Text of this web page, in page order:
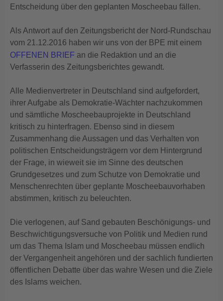
Entscheidung über den geplanten Moscheebau fällen.
Als Antwort auf den Zeitungsbericht der Nord-Rundschau
vom 21.12.2016 haben wir uns von der BPE mit einem
OFFENEN BRIEF an die Redaktion und an die
Verfasserin des Zeitungsberichtes gewandt.
Alle Medienvertreter in Deutschland sind aufgefordert,
ihrer Aufgabe als Demokratie-Wächter nachzukommen
und sämtliche Moscheebauprojekte in Deutschland
kritisch zu hinterfragen. Ebenso sind in diesem
Zusammenhang die Aussagen und das Verhalten von
politischen Entscheidungsträgern vor dem Hintergrund
der Frage, in wieweit sie im Sinne des deutschen
Grundgesetzes und zum Schutze von Demokratie und
Menschenrechten über geplante Moscheebauvorhaben
abstimmen, kritisch zu beleuchten.
Die verlogenen, auf Sand gebauten Beschönigungs- und
Beschwichtigungsversuche von Politik und Medien rund
um das Thema Islam und Moscheebau müssen endlich
der Vergangenheit angehören und der sachlich fundierten
öffentlichen Debatte über das wahre Wesen und die Ziele
des Islams weichen.